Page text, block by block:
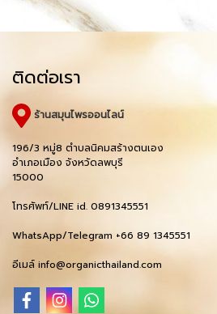
ติดต่อเรา
ร้านสมุนไพรออนไลน์
196/3 หมู่8 ตำบลนิคมสร้างตนเอง
อำเภอเมือง จังหวัดลพบุรี
15000
โทรศัพท์/LINE id. 0891345551
WhatsApp/Telegram +66 89 1345551
อีเมล์ info@organicthailand.com